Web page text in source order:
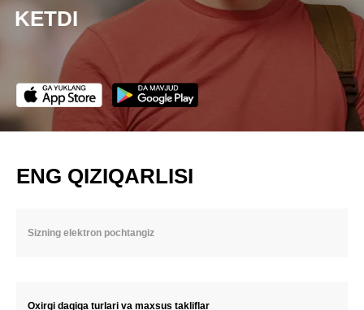
KETDI
ENG QIZIQARLISI
Oxirgi daqiqa turlari va maxsus takliflar